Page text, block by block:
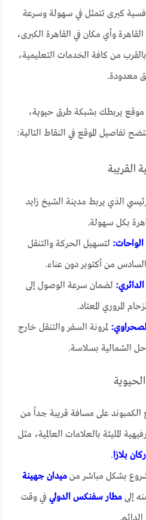
كبرى تتمثل في سهولة وسرعة
وأي مكان في القاهرة الكبرى،
من كافة الخدمات التعليمية،
معدودة.
يربطك بشبكة طرق حيوية،
تفاصيل الموقع في النقاط التالية:
القريبة
الذي يربط مدينة الشيخ زايد
بكل سهولة.
لتسهيل الحركة والتنقل
من أكتوبر دون عناء.
لضمان سرعة الوصول إلى
المروري المعتاد.
لمرونة السفر والتنقل خارج
الشمالية بسلاسة.
الحيوية
الكمبوند على مسافة قريبة جداً من
المليئة بالعلامات العالمية، مثل
بلازا.
بشكل مباشر منميدان جهينة
إلىمطار سفنكس الدولي في وقت